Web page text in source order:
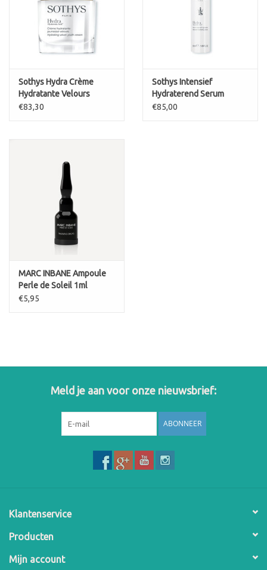
Sothys Hydra Crème
Hydratante Velours
(dikkere textuur)
€83,30
Sothys Intensief
Hydraterend Serum
Hydratant Intensif 4
€85,00
MARC INBANE Ampoule
Perle de Soleil 1ml
zelfbruiner druppels
€5,95
Meld je aan voor onze nieuwsbrief:
ABONNEER
Klantenservice
Producten
Mijn account